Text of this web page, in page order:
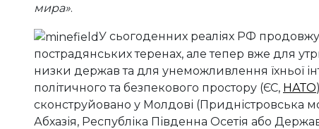
мира».
У сьогоденних реаліях РФ
пострадянських теренах, але тепер вже для
низки держав та для унеможливлення їхньої
політичного та безпекового простору (ЄС, НАТО
сконструйовано у Молдові (Придністровська
Абхазія, Республіка Південна Осетія або